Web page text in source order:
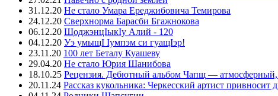
31.12.20 Не стало Умара Ереджибовича Темирова
24.12.20 Сверхнорма Барасби Бгажнокова
06.12.20 ЩоджэнцIыкIу Алий - 120
04.12.20 Уэ умыщI Iумпэм си гуащIэр!
23.11.20 100 лет Беталу Куашеву
29.04.20 Не стало Юрия Шанибова
18.10.25 Рецензия. Дебютный альбом Чапщ — атмосферный,
20.11.24 Рассказ кукольника: Черкесский артист